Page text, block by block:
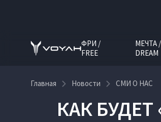
ФРИ /
FREE
МЕЧТА /
DREAM
Главная Новости СМИ О НАС
КАК